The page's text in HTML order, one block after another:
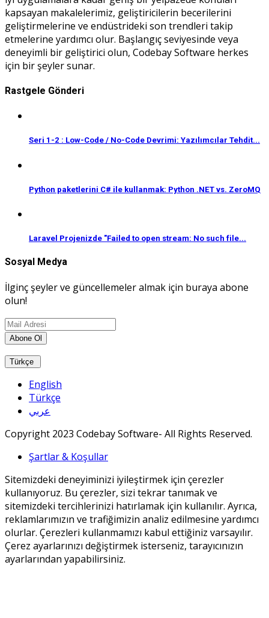
kapsayan makalelerimiz, geliştiricilerin becerilerini
geliştirmelerine ve endüstrideki son trendleri takip
etmelerine yardımcı olur. Başlangıç seviyesinde veya
deneyimli bir geliştirici olun, Codebay Software herkes
için bir şeyler sunar.
Rastgele Gönderi
Seri 1-2 : Low-Code / No-Code Devrimi: Yazılımcılar Tehdit...
Python paketlerini C# ile kullanmak: Python .NET vs. ZeroMQ
Laravel Projenizde "Failed to open stream: No such file...
Sosyal Medya
İlginç şeyler ve güncellemeler almak için buraya abone
olun!
Abone Ol
Türkçe
English
Türkçe
عربي
Copyright 2023 Codebay Software- All Rights Reserved.
Şartlar & Koşullar
Sitemizdeki deneyiminizi iyileştirmek için çerezler
kullanıyoruz. Bu çerezler, sizi tekrar tanımak ve
sitemizdeki tercihlerinizi hatırlamak için kullanılır. Ayrıca,
reklamlarımızın ve trafiğimizin analiz edilmesine yardımcı
olurlar. Çerezleri kullanmamızı kabul ettiğiniz varsayılır.
Çerez ayarlarınızı değiştirmek isterseniz, tarayıcınızın
ayarlarından yapabilirsiniz.